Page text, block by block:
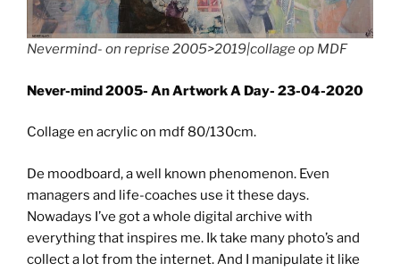
Nevermind- on reprise 2005>2019|collage op MDF
Never-mind 2005- An Artwork A Day- 23-04-2020
Collage en acrylic on mdf 80/130cm.
De moodboard, a well known phenomenon. Even
managers and life-coaches use it these days.
Nowadays I’ve got a whole digital archive with
everything that inspires me. Ik take many photo’s and
collect a lot from the internet. And I manipulate it like